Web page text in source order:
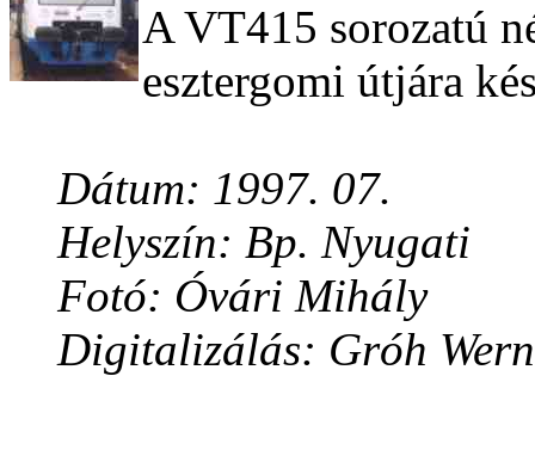
A VT415 sorozatú
esztergomi útjára
Dátum: 1997. 07.
Helyszín: Bp. Nyugati
Fotó: Óvári Mihály
Digitalizálás: Gróh